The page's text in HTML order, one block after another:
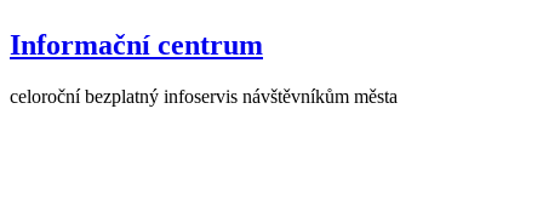
Informační centrum
celoroční bezplatný infoservis návštěvníkům města